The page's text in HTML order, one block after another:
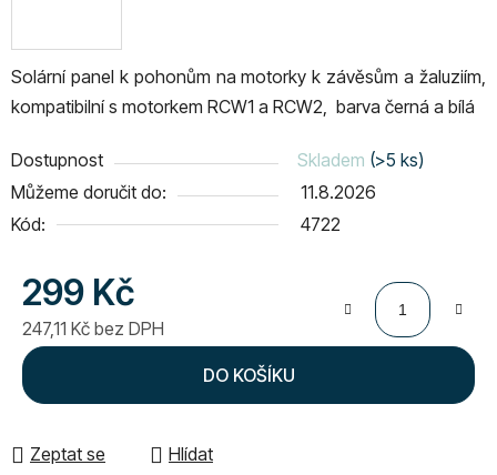
Solární panel k pohonům na motorky k závěsům a žaluziím,
kompatibilní s motorkem RCW1 a RCW2, barva černá a bílá
Dostupnost Skladem (>5 ks)
Můžeme doručit do:
11.8.2026
Kód:
4722
299 Kč
247,11 Kč bez DPH
Měrná cena:
DO KOŠÍKU
Zeptat se Hlídat